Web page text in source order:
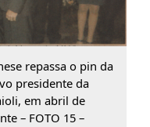
repassa o pin da
presidente da
em abril de
– FOTO 15 –